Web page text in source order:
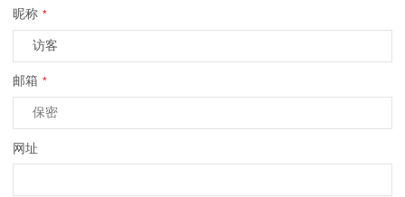
昵称 *
邮箱 *
网址